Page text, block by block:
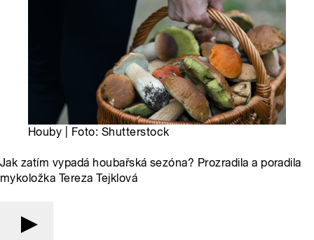
Houby | Foto: Shutterstock
Jak zatím vypadá houbařská sezóna? Prozradila a poradila
mykoložka Tereza Tejklová